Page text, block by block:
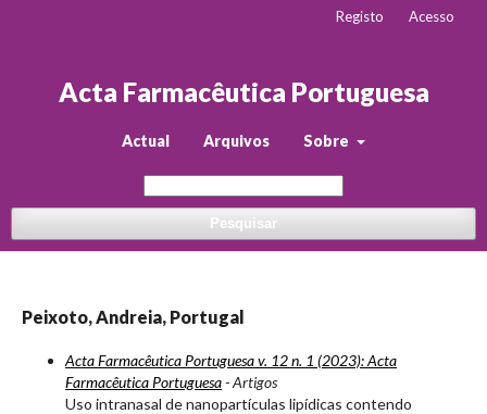
Acta Farmacêutica Portuguesa
Actual Arquivos Sobre
Pesquisar
Registo Acesso
Peixoto, Andreia, Portugal
Acta Farmacêutica Portuguesa v. 12 n. 1 (2023): Acta
Farmacêutica Portuguesa- Artigos
Uso intranasal de nanopartículas lipídicas contendo